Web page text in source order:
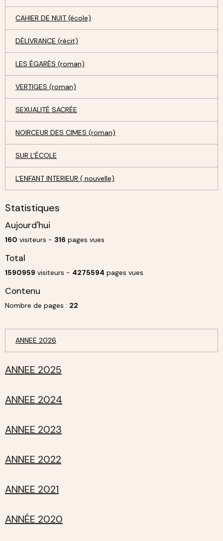
CAHIER DE NUIT (école)
DÉLIVRANCE (récit)
LES ÉGARÉS (roman)
VERTIGES (roman)
SEXUALITÉ SACRÉE
NOIRCEUR DES CIMES (roman)
SUR L'ÉCOLE
L'ENFANT INTERIEUR ( nouvelle)
Statistiques
Aujourd'hui
160 visiteurs - 316 pages vues
Total
1590959 visiteurs - 4275594 pages vues
Contenu
Nombre de pages : 22
ANNEE 2026
ANNEE 2025
ANNEE 2024
ANNEE 2023
ANNEE 2022
ANNEE 2021
ANNÉE 2020